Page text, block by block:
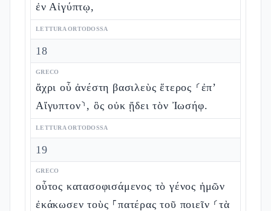
ἐν Αἰγύπτῳ,
LETTURA ORTODOSSA
18
GRECO
ἄχρι οὗ ἀνέστη βασιλεὺς ἕτερος ⸂ἐπ’
Αἴγυπτον⸃, ὃς οὐκ ᾔδει τὸν Ἰωσήφ.
LETTURA ORTODOSSA
19
GRECO
οὗτος κατασοφισάμενος τὸ γένος ἡμῶν
ἐκάκωσεν τοὺς ⸀πατέρας τοῦ ποιεῖν ⸂τὰ